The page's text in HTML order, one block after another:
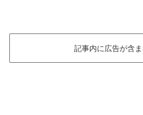
記事内に広告が含ま